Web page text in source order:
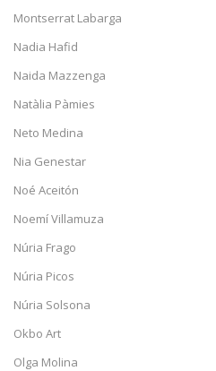
Montserrat Labarga
Nadia Hafid
Naida Mazzenga
Natàlia Pàmies
Neto Medina
Nia Genestar
Noé Aceitón
Noemí Villamuza
Núria Frago
Núria Picos
Núria Solsona
Okbo Art
Olga Molina